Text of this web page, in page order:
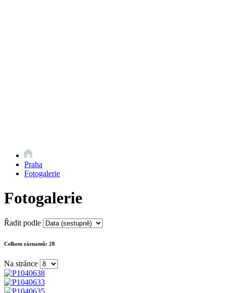
Praha
Fotogalerie
Fotogalerie
Řadit podle
Celkem záznamů: 28
Na stránce